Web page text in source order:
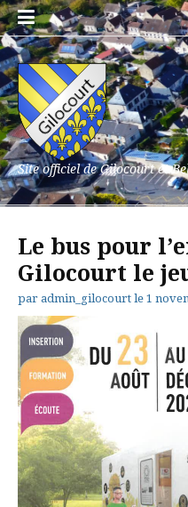
Aller
au
contenu
Site officiel de Gilocourt et
Le bus pour
Gilocourt le
par admin_gilocourt le 1